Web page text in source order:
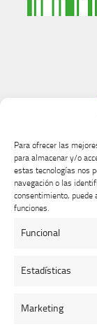
Para ofrecer las
para almacenar y/o
estas tecnologías nos
navegación o las
consentimiento, puede
funciones.
Funcional
Estadísticas
Marketing